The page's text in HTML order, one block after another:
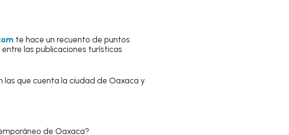
te hace un recuento de puntos
las publicaciones turísticas
las que cuenta la ciudad de Oaxaca y
de Oaxaca?